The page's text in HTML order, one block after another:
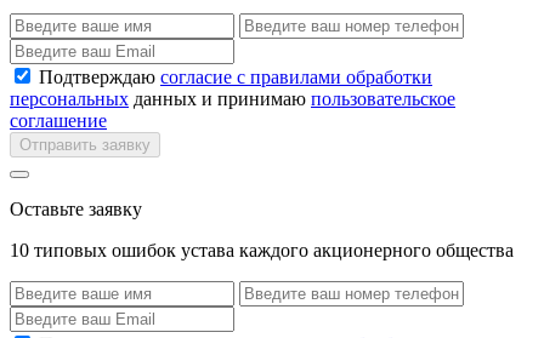
Подтверждаю согласие с правилами обработки
персональных данных и принимаю пользовательское
соглашение
Отправить заявку
Оставьте заявку
10 типовых ошибок устава каждого акционерного общества